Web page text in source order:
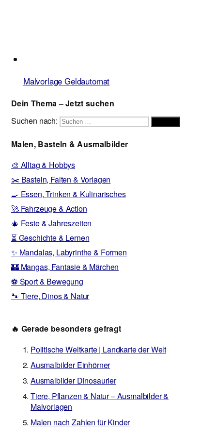
Malvorlage Geldautomat
Dein Thema – Jetzt suchen
Suchen nach:
Malen, Basteln & Ausmalbilder
🎨 Alltag & Hobbys
✂️ Basteln, Falten & Vorlagen
🍳 Essen, Trinken & Kulinarisches
🚀 Fahrzeuge & Action
🎄 Feste & Jahreszeiten
⏳ Geschichte & Lernen
✨ Mandalas, Labyrinthe & Formen
🏰 Mangas, Fantasie & Märchen
⚽ Sport & Bewegung
🐾 Tiere, Dinos & Natur
🔥 Gerade besonders gefragt
Politische Weltkarte | Landkarte der Welt
Ausmalbilder Einhörner
Ausmalbilder Dinosaurier
Tiere, Pflanzen & Natur – Ausmalbilder &
Malvorlagen
Malen nach Zahlen für Kinder